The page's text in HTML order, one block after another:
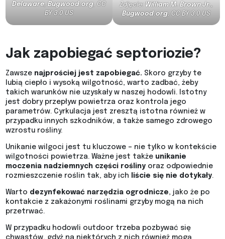
Delaware, Bugwood.org, CC
BY 3.0 US
Zdjęcie: William M. Brown Jr.,
Bugwood.org, CC BY 3.0 US
Jak zapobiegać septoriozie?
Zawsze najprościej jest zapobiegać. Skoro grzyby te
lubią ciepło i wysoką wilgotność, warto zadbać, żeby
takich warunków nie uzyskały w naszej hodowli. Istotny
jest dobry przepływ powietrza oraz kontrola jego
parametrów. Cyrkulacja jest zresztą istotna również w
przypadku innych szkodników, a także samego zdrowego
wzrostu rośliny.
Unikanie wilgoci jest tu kluczowe – nie tylko w kontekście
wilgotności powietrza. Ważne jest także unikanie
moczenia nadziemnych części rośliny oraz odpowiednie
rozmieszczenie roślin tak, aby ich liście się nie dotykały.
Warto dezynfekować narzędzia ogrodnicze, jako że po
kontakcie z zakażonymi roślinami grzyby mogą na nich
przetrwać.
W przypadku hodowli outdoor trzeba pozbywać się